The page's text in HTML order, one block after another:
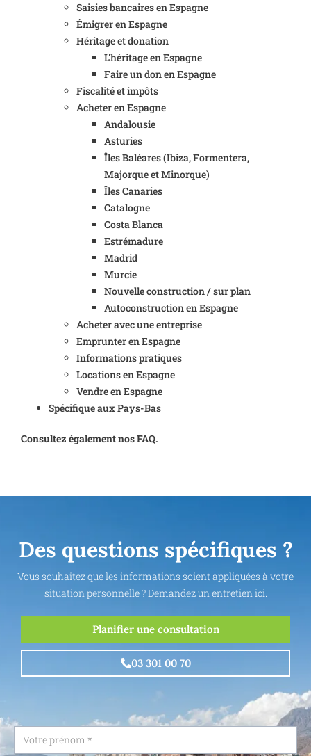
Saisies bancaires en Espagne
Émigrer en Espagne
Héritage et donation
L'héritage en Espagne
Faire un don en Espagne
Fiscalité et impôts
Acheter en Espagne
Andalousie
Asturies
Îles Baléares (Ibiza, Formentera,
Majorque et Minorque)
Îles Canaries
Catalogne
Costa Blanca
Estrémadure
Madrid
Murcie
Nouvelle construction / sur plan
Autoconstruction en Espagne
Acheter avec une entreprise
Emprunter en Espagne
Informations pratiques
Locations en Espagne
Vendre en Espagne
Spécifique aux Pays-Bas
Consultez également nos FAQ.
Des questions spécifiques ?
Vous souhaitez que les informations soient appliquées à votre
situation personnelle ? Demandez un entretien ici.
Planifier une consultation
03 301 00 70